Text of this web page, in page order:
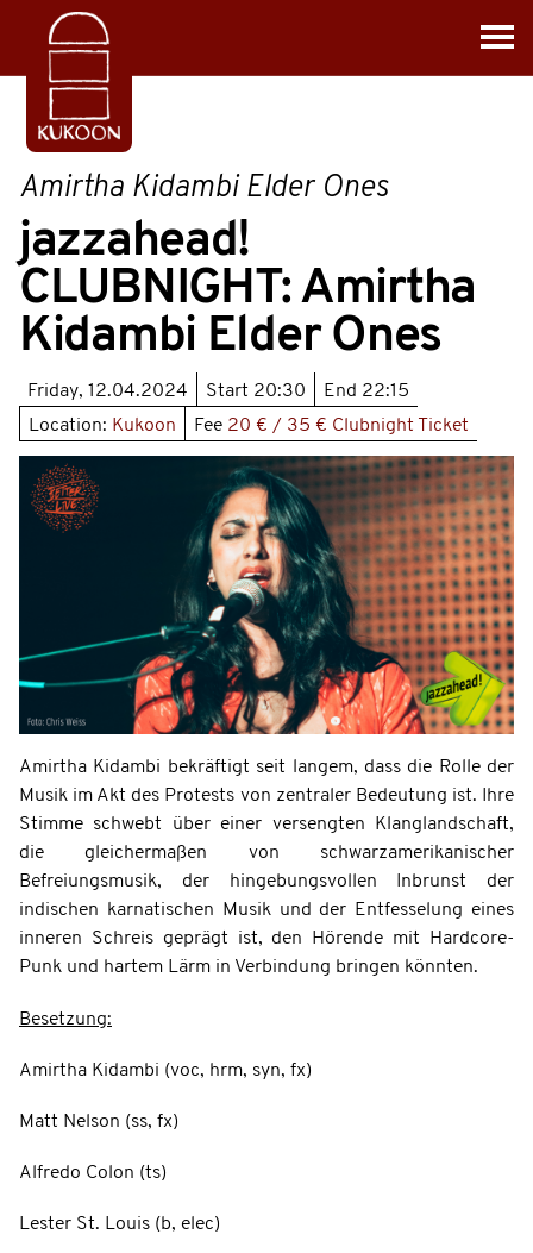
Amirtha Kidambi Elder Ones
jazzahead!
CLUBNIGHT: Amirtha
Kidambi Elder Ones
Friday, 12.04.2024 Start 20:30 End 22:15
Location: Kukoon Fee 20 € / 35 € Clubnight Ticket
Amirtha Kidambi bekräftigt seit langem, dass die Rolle der
Musik im Akt des Protests von zentraler Bedeutung ist. Ihre
Stimme schwebt über einer versengten Klanglandschaft,
die gleichermaßen von schwarzamerikanischer
Befreiungsmusik, der hingebungsvollen Inbrunst der
indischen karnatischen Musik und der Entfesselung eines
inneren Schreis geprägt ist, den Hörende mit Hardcore-
Punk und hartem Lärm in Verbindung bringen könnten.
Besetzung:
Amirtha Kidambi (voc, hrm, syn, fx)
Matt Nelson (ss, fx)
Alfredo Colon (ts)
Lester St. Louis (b, elec)